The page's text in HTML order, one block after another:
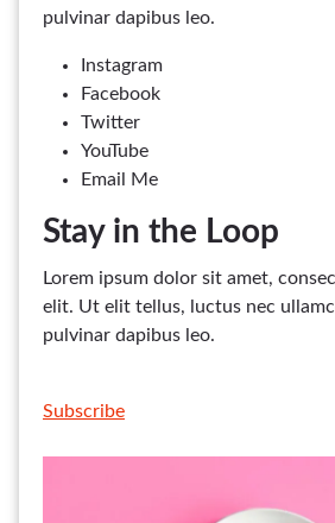
pulvinar dapibus leo.
Instagram
Facebook
Twitter
YouTube
Email Me
Stay in the Loop
Lorem ipsum dolor sit amet,
elit. Ut elit tellus, luctus nec
pulvinar dapibus leo.
Subscribe